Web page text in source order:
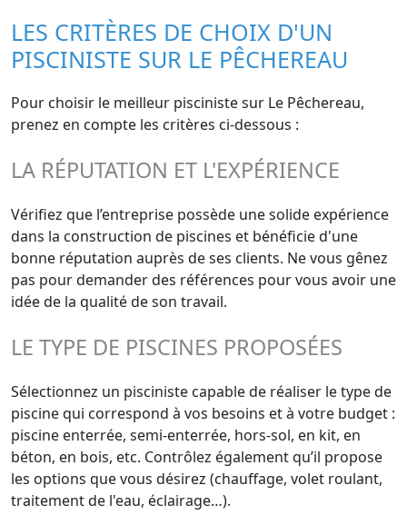
LES CRITÈRES DE CHOIX D'UN
PISCINISTE SUR LE PÊCHEREAU
Pour choisir le meilleur pisciniste sur Le Pêchereau,
prenez en compte les critères ci-dessous :
LA RÉPUTATION ET L'EXPÉRIENCE
Vérifiez que l’entreprise possède une solide expérience
dans la construction de piscines et bénéficie d'une
bonne réputation auprès de ses clients. Ne vous gênez
pas pour demander des références pour vous avoir une
idée de la qualité de son travail.
LE TYPE DE PISCINES PROPOSÉES
Sélectionnez un pisciniste capable de réaliser le type de
piscine qui correspond à vos besoins et à votre budget :
piscine enterrée, semi-enterrée, hors-sol, en kit, en
béton, en bois, etc. Contrôlez également qu’il propose
les options que vous désirez (chauffage, volet roulant,
traitement de l'eau, éclairage…).